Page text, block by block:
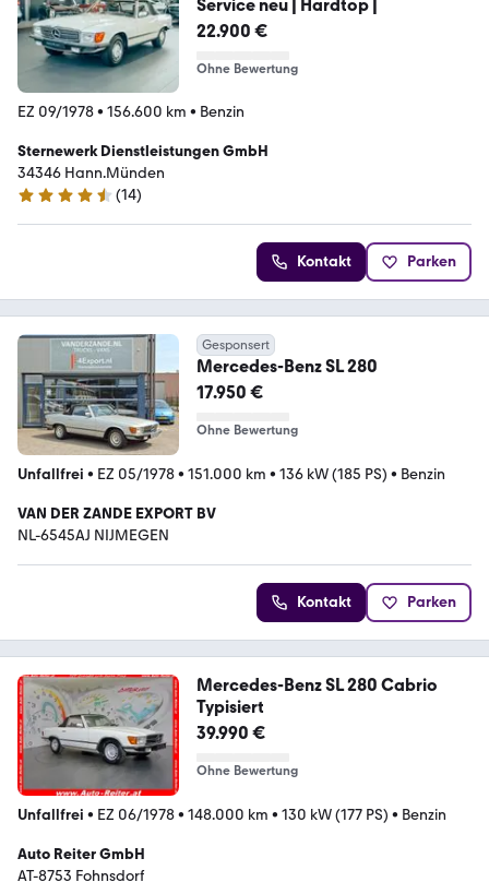
Service neu | Hardtop |
22.900 €
Ohne Bewertung
EZ 09/1978• 156.600 km • Benzin
Sternewerk Dienstleistungen GmbH
34346 Hann.Münden
4.5 Sterne
(14)
Kontakt Parken
Gesponsert
Mercedes-Benz SL 280
17.950 €
Ohne Bewertung
Unfallfrei • EZ 05/1978• 151.000 km • 136 kW (185 PS) • Benzin
VAN DER ZANDE EXPORT BV
NL-6545AJ NIJMEGEN
Kontakt Parken
Mercedes-Benz SL 280 Cabrio
Typisiert
39.990 €
Ohne Bewertung
Unfallfrei • EZ 06/1978• 148.000 km • 130 kW (177 PS) • Benzin
Auto Reiter GmbH
AT-8753 Fohnsdorf